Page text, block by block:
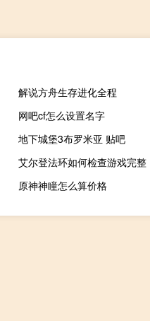
解说方舟生存进化全程
网吧cf怎么设置名字
地下城堡3布罗米亚 贴吧
艾尔登法环如何检查游戏完整
原神神瞳怎么算价格